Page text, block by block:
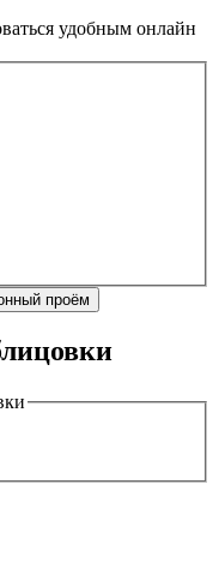
удобным онлайн
проём